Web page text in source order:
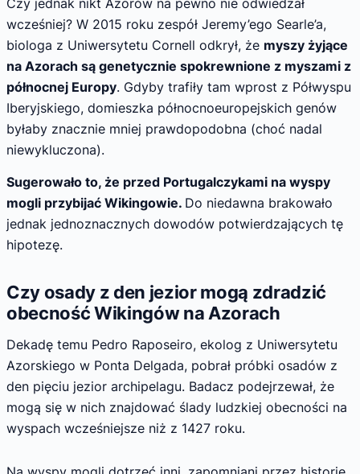
Czy jednak nikt Azorów na pewno nie odwiedzał
wcześniej? W 2015 roku zespół Jeremy’ego Searle’a,
biologa z Uniwersytetu Cornell odkrył, że myszy żyjące
na Azorach są genetycznie spokrewnione z myszami z
północnej Europy. Gdyby trafiły tam wprost z Półwyspu
Iberyjskiego, domieszka północnoeuropejskich genów
byłaby znacznie mniej prawdopodobna (choć nadal
niewykluczona).
Sugerowało to, że przed Portugalczykami na wyspy
mogli przybijać Wikingowie. Do niedawna brakowało
jednak jednoznacznych dowodów potwierdzających tę
hipotezę.
Czy osady z den jezior mogą zdradzić
obecność Wikingów na Azorach
Dekadę temu Pedro Raposeiro, ekolog z Uniwersytetu
Azorskiego w Ponta Delgada, pobrał próbki osadów z
den pięciu jezior archipelagu. Badacz podejrzewał, że
mogą się w nich znajdować ślady ludzkiej obecności na
wyspach wcześniejsze niż z 1427 roku.